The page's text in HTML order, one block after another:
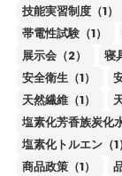
技能実習制度（1）
帯電性試験（1）
展示会（2）
寝
安全衛生（1）
天然繊維（1）
塩素化芳香族炭化
塩素化トルエン（1）
商品政策（1）